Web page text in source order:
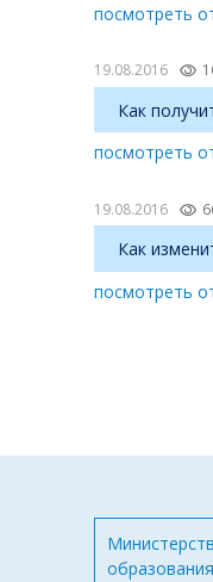
посмотреть
19.08.2016
Как
посмотреть
19.08.2016
Как
посмотреть